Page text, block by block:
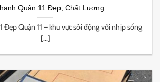
Quận 11 Đẹp, Chất Lượng
Đẹp Quận 11 – khu vực sôi động với nhịp sống
[...]